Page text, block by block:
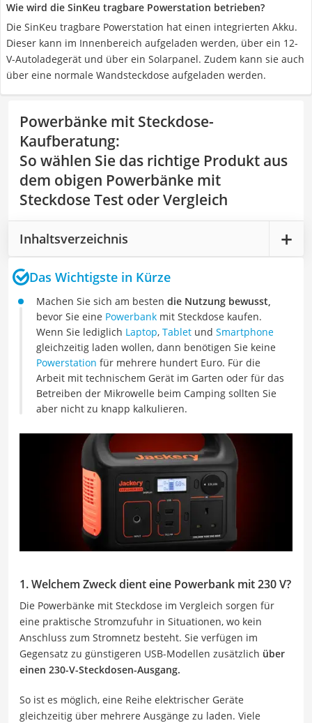
Wie wird die SinKeu tragbare Powerstation betrieben?
Die SinKeu tragbare Powerstation hat einen integrierten Akku.
Dieser kann im Innenbereich aufgeladen werden, über ein 12-
V-Autoladegerät und über ein Solarpanel. Zudem kann sie auch
über eine normale Wandsteckdose aufgeladen werden.
Powerbänke mit Steckdose-
Kaufberatung:
So wählen Sie das richtige Produkt aus
dem obigen Powerbänke mit
Steckdose Test oder Vergleich
Inhaltsverzeichnis
Das Wichtigste in Kürze
Machen Sie sich am besten die Nutzung bewusst,
bevor Sie eine Powerbank mit Steckdose kaufen.
Wenn Sie lediglich Laptop, Tablet und Smartphone
gleichzeitig laden wollen, dann benötigen Sie keine
Powerstation für mehrere hundert Euro. Für die
Arbeit mit technischem Gerät im Garten oder für das
Betreiben der Mikrowelle beim Camping sollten Sie
aber nicht zu knapp kalkulieren.
1. Welchem Zweck dient eine Powerbank mit 230 V?
Die Powerbänke mit Steckdose im Vergleich sorgen für
eine praktische Stromzufuhr in Situationen, wo kein
Anschluss zum Stromnetz besteht. Sie verfügen im
Gegensatz zu günstigeren USB-Modellen zusätzlich über
einen 230-V-Steckdosen-Ausgang.
So ist es möglich, eine Reihe elektrischer Geräte
gleichzeitig über mehrere Ausgänge zu laden. Viele